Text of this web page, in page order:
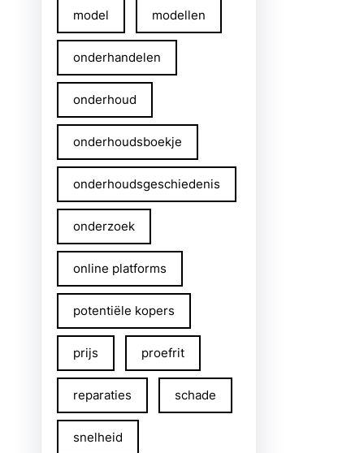
model modellen
onderhandelen
onderhoud
onderhoudsboekje
onderhoudsgeschiedenis
onderzoek
online platforms
potentiële kopers
prijs proefrit
reparaties schade
snelheid